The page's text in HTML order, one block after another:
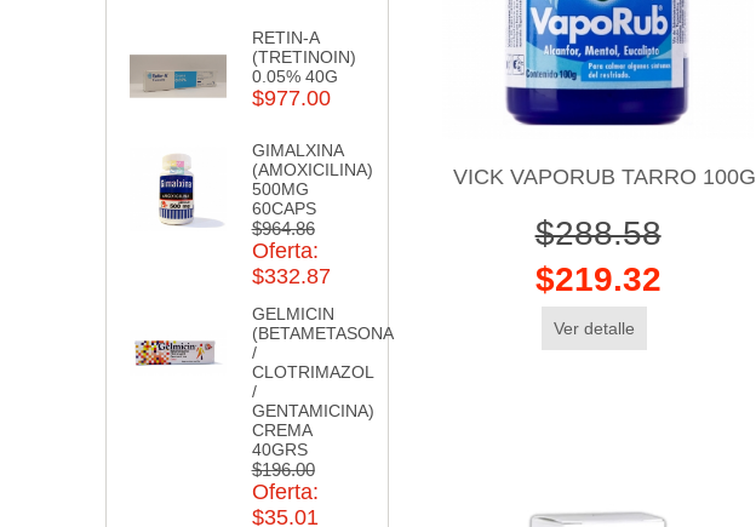
RETIN-A
(TRETINOIN)
0.05% 40G
$977.00
GIMALXINA
(AMOXICILINA)
500MG
60CAPS
$964.86
Oferta:
$332.87
GELMICIN
(BETAMETASONA
/
CLOTRIMAZOL
/
GENTAMICINA)
CREMA
40GRS
$196.00
Oferta:
$35.01
VICK VAPORUB TARRO 100G
$288.58
$219.32
Ver detalle